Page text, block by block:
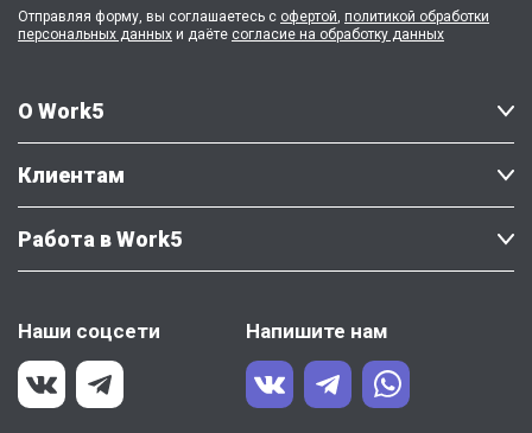
О Work5
Клиентам
Работа в Work5
Наши соцсети Напишите нам
Отправляя форму, вы соглашаетесь с офертой, политикой обработки
персональных данных и даёте согласие на обработку данных